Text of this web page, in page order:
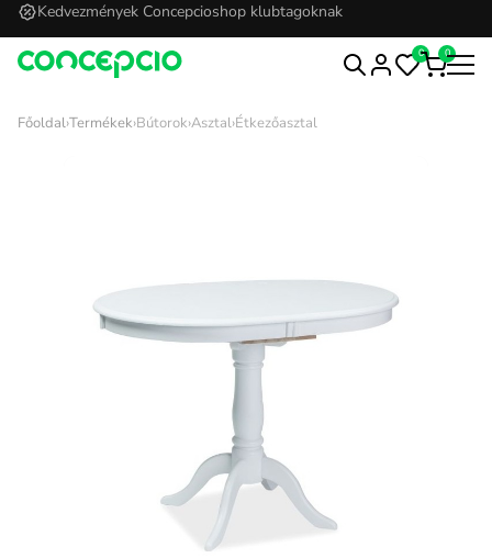
Kedvezmények Concepcioshop klubtagoknak
0 0
Főoldal›Termékek›Bútorok›Asztal›Étkezőasztal